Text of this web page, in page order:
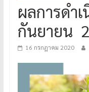
ผลการดำ
กันยายน
16 กรกฎาคม 2020